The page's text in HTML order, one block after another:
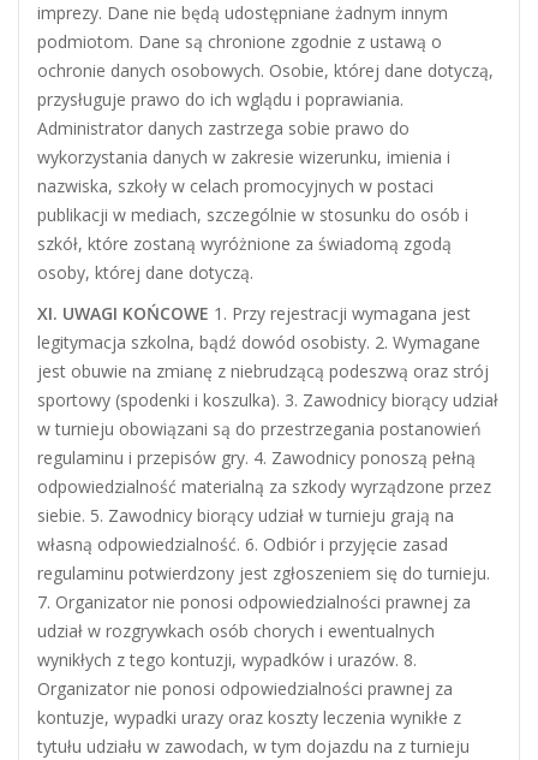
imprezy. Dane nie będą udostępniane żadnym innym
podmiotom. Dane są chronione zgodnie z ustawą o
ochronie danych osobowych. Osobie, której dane dotyczą,
przysługuje prawo do ich wglądu i poprawiania.
Administrator danych zastrzega sobie prawo do
wykorzystania danych w zakresie wizerunku, imienia i
nazwiska, szkoły w celach promocyjnych w postaci
publikacji w mediach, szczególnie w stosunku do osób i
szkół, które zostaną wyróżnione za świadomą zgodą
osoby, której dane dotyczą.
XI. UWAGI KOŃCOWE 1. Przy rejestracji wymagana jest
legitymacja szkolna, bądź dowód osobisty. 2. Wymagane
jest obuwie na zmianę z niebrudzącą podeszwą oraz strój
sportowy (spodenki i koszulka). 3. Zawodnicy biorący udział
w turnieju obowiązani są do przestrzegania postanowień
regulaminu i przepisów gry. 4. Zawodnicy ponoszą pełną
odpowiedzialność materialną za szkody wyrządzone przez
siebie. 5. Zawodnicy biorący udział w turnieju grają na
własną odpowiedzialność. 6. Odbiór i przyjęcie zasad
regulaminu potwierdzony jest zgłoszeniem się do turnieju.
7. Organizator nie ponosi odpowiedzialności prawnej za
udział w rozgrywkach osób chorych i ewentualnych
wynikłych z tego kontuzji, wypadków i urazów. 8.
Organizator nie ponosi odpowiedzialności prawnej za
kontuzje, wypadki urazy oraz koszty leczenia wynikłe z
tytułu udziału w zawodach, w tym dojazdu na z turnieju